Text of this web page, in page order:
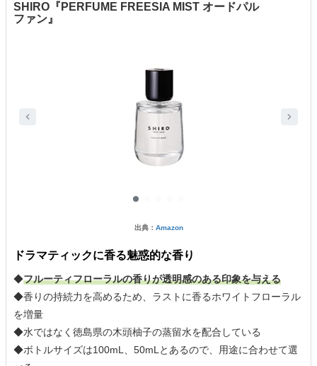
SHIRO『PERFUME FREESIA MIST オードパル
ファン』
出典： Amazon
ドラマティックに香る魅惑的な香り
◆フルーティフローラルの香りが透明感のある印象を与える
◆香りの持続力を高めるため、ラストに香るホワイトフローラル
を増量
◆水ではなく徳島県の木頭柚子の蒸留水を配合している
◆ボトルサイズは100mL、50mLとあるので、用途に合わせて選